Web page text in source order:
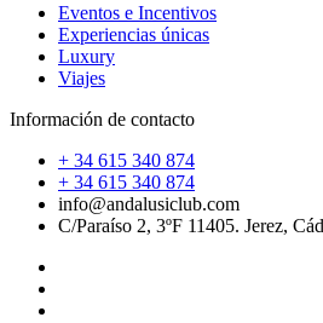
Eventos e Incentivos
Experiencias únicas
Luxury
Viajes
Información de contacto
+ 34 615 340 874
+ 34 615 340 874
info@andalusiclub.com
C/Paraíso 2, 3ºF 11405. Jerez,